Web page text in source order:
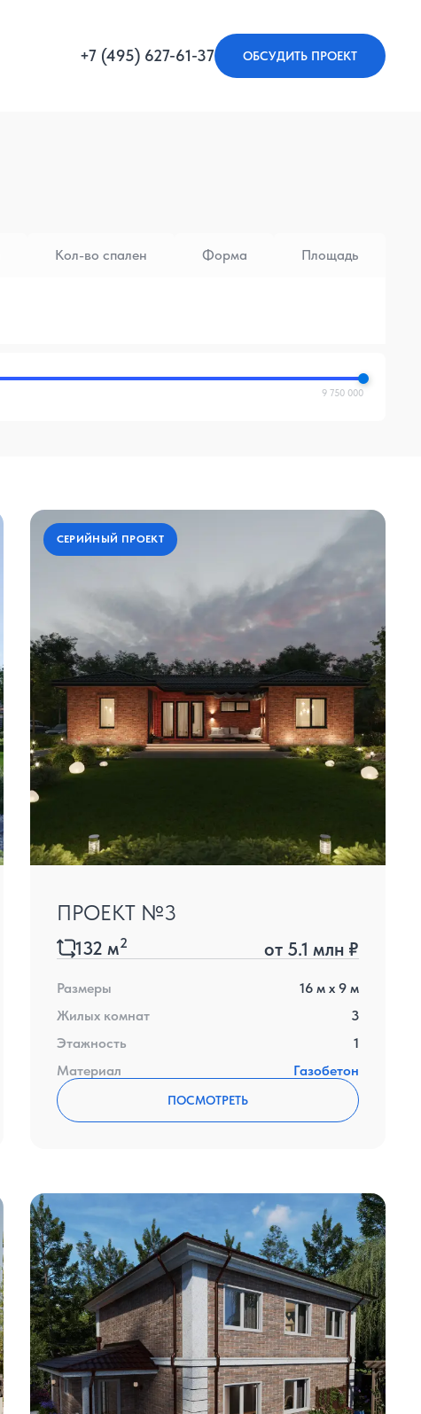
+7 (495) 627-61-37 ОБСУДИТЬ ПРОЕКТ
Кол-во спален Форма Площадь
9 750 000
СЕРИЙНЫЙ ПРОЕКТ
ПРОЕКТ №3
132 м2 от 5.1 млн ₽
Размеры 16м x 9м
Жилых комнат
3
Этажность
1
Материал
Газобетон
ПОСМОТРЕТЬ